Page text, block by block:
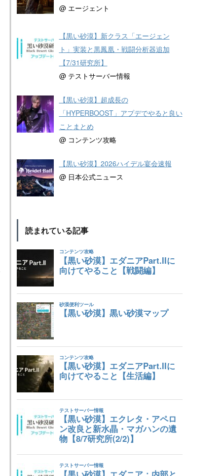
@ エージェント
【黒い砂漠】新クラス「エージェン
ト」実装と黒鳳凰・戦闘分析器追加
【7/31研究所】
@ テストサーバー情報
【黒い砂漠】超成長の
「HYPERBOOST」アプデでやると良い
ことまとめ
@ コンテンツ攻略
【黒い砂漠】2026ハイデル宴会速報
@ 日本公式ニュース
読まれている記事